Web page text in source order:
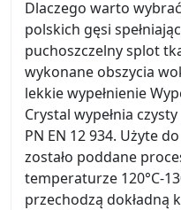
Dlaczego warto
polskich gęsi
puchoszczelny splot
wykonane obszycia
lekkie wypełnienie
Crystal wypełnia
PN EN 12 934. Użyte
zostało poddane
temperaturze 120°C-
przechodzą dokładną